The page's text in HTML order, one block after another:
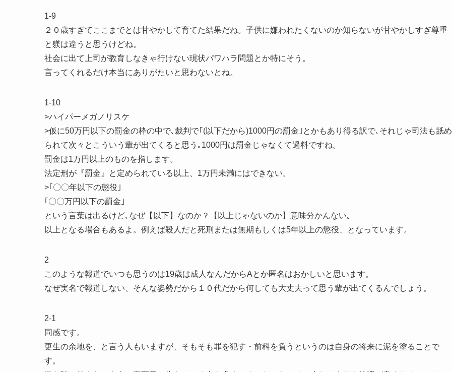
1-9
２０歳すぎてここまでとは甘やかして育てた結果だね。子供に嫌われたくないのか知らないが甘やかしすぎ尊重
と躾は違うと思うけどね。
社会に出て上司が教育しなきゃ行けない現状パワハラ問題とか特にそう。
言ってくれるだけ本当にありがたいと思わないとね。
1-10
>ハイパーメガノリスケ
>仮に50万円以下の罰金の枠の中で､裁判で｢(以下だから)1000円の罰金｣とかもあり得る訳で､それじゃ司法も舐め
られて次々とこういう輩が出てくると思う｡1000円は罰金じゃなくて過料ですね。
罰金は1万円以上のものを指します。
法定刑が『罰金』と定められている以上、1万円未満にはできない。
>｢〇〇年以下の懲役｣
｢〇〇万円以下の罰金｣
という言葉は出るけど､なぜ【以下】なのか？【以上じゃないのか】意味分かんない｡
以上となる場合もあるよ。例えば殺人だと死刑または無期もしくは5年以上の懲役、となっています。
2
このような報道でいつも思うのは19歳は成人なんだからAとか匿名はおかしいと思います。
なぜ実名で報道しない、そんな姿勢だから１０代だから何しても大丈夫って思う輩が出てくるんでしょう。
2-1
同感です。
更生の余地を、と言う人もいますが、そもそも罪を犯す・前科を負うというのは自身の将来に泥を塗ることで
す。